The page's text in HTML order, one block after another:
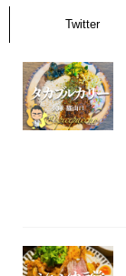
Twitter